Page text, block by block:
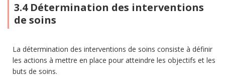
3.4 Détermination des interventions
de soins
La détermination des interventions de soins consiste à définir
les actions à mettre en place pour atteindre les objectifs et les
buts de soins.